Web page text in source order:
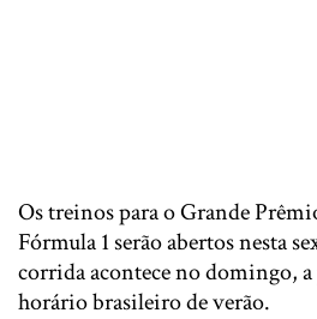
Os treinos para o Grande
Fórmula 1 serão abertos nesta
corrida acontece no domingo, a
horário brasileiro de verão.